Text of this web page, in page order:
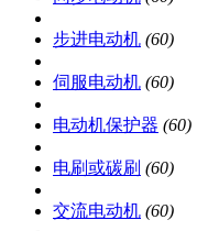
步进电动机 (60)
伺服电动机 (60)
电动机保护器 (60)
电刷或碳刷 (60)
交流电动机 (60)